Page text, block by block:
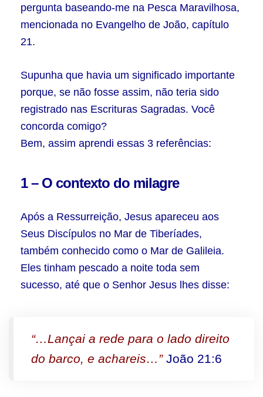
pergunta baseando-me na Pesca Maravilhosa,
mencionada no Evangelho de João, capítulo
21.
Supunha que havia um significado importante
porque, se não fosse assim, não teria sido
registrado nas Escrituras Sagradas. Você
concorda comigo?
Bem, assim aprendi essas 3 referências:
1 – O contexto do milagre
Após a Ressurreição, Jesus apareceu aos
Seus Discípulos no Mar de Tiberíades,
também conhecido como o Mar de Galileia.
Eles tinham pescado a noite toda sem
sucesso, até que o Senhor Jesus lhes disse:
“…Lançai a rede para o lado direito
do barco, e achareis…” João 21:6